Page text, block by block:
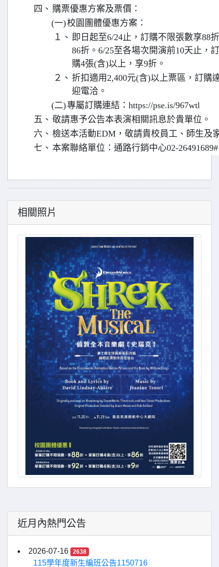
四、 購票優惠方案及票價：
(一)校園團體優惠方案：
１、 即日起至6/24止，訂購不限張數享88
86折。6/25至各場次開演前10天止，
購4張(含)以上，享9折。
２、 折扣適用2,400元(含)以上票區，訂購
迎電洽。
(二)專屬訂購連結：https://pse.is/967wtl
五、 敬請惠予公告本表演相關訊息於貴單位。
六、 檢送本活動EDM，敬請貴校員工、師生及
七、 本案聯絡單位：通路行銷中心02-
相關照片
近月內熱門公告
2026-07-16 2638
115學年度新生編班公告1150716